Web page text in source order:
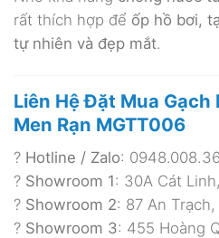
rất thích hợp để ốp hồ bơi,
tự nhiên và đẹp mắt.
Liên Hệ Đặt Mua Gạch
Men Rạn MGTT006
? Hotline / Zalo:
? Showroom 1: 30A Cát
? Showroom 2: 87 An
? Showroom 3: 455 Hoàng